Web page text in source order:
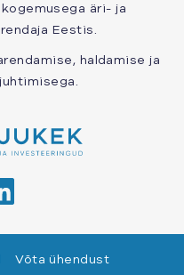
äri- ja
Eestis.
haldamise ja
Võta ühendust